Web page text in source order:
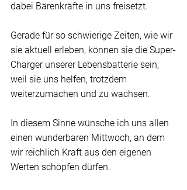
dabei Bärenkräfte in uns freisetzt.
Gerade für so schwierige Zeiten, wie wir
sie aktuell erleben, können sie die Super-
Charger unserer Lebensbatterie sein,
weil sie uns helfen, trotzdem
weiterzumachen und zu wachsen.
In diesem Sinne wünsche ich uns allen
einen wunderbaren Mittwoch, an dem
wir reichlich Kraft aus den eigenen
Werten schöpfen dürfen.